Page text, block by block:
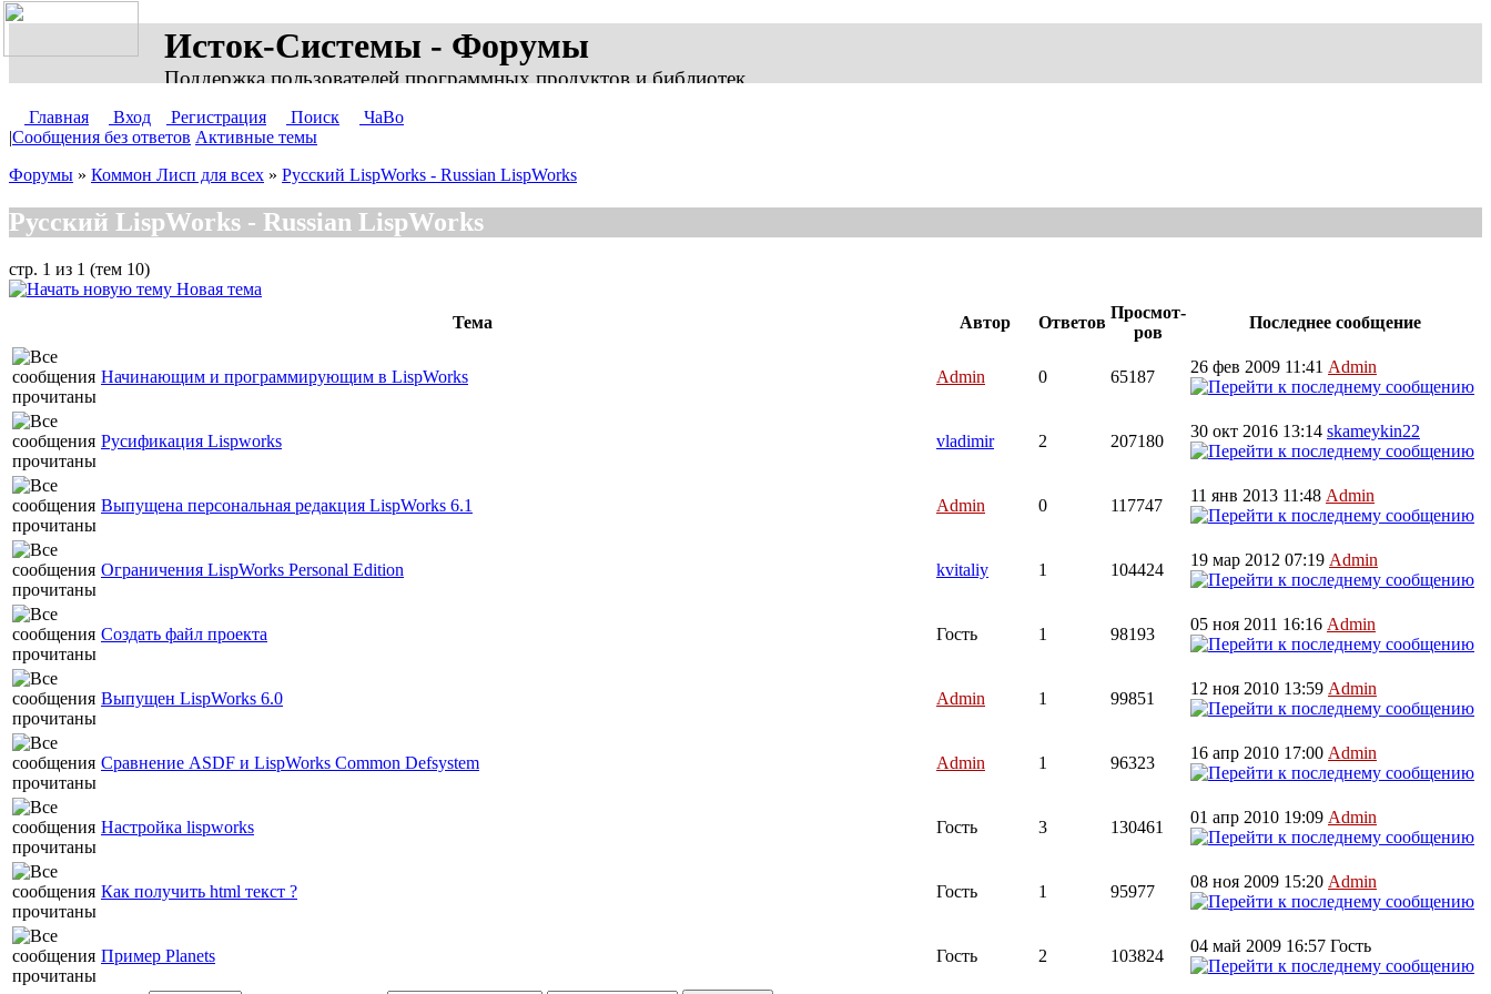
Исток-Системы - Форумы
Поддержка пользователей программных продуктов и библиотек
Главная Вход Регистрация Поиск
ЧаВо
|Сообщения без ответов Активные темы
Форумы » Коммон Лисп для всех » Русский LispWorks - Russian LispWorks
Русский LispWorks - Russian LispWorks
стр. 1 из 1 (тем 10)
Новая тема
Тема
Автор Ответов
Просмот-
ров
Последнее сообщение
Начинающим и программирующим в LispWorks Admin 0 65187
26 фев 2009 11:41 Admin
Русификация Lispworks vladimir 2 207180
30 окт 2016 13:14 skameykin22
Выпущена персональная редакция LispWorks 6.1 Admin 0 117747
11 янв 2013 11:48 Admin
Ограничения LispWorks Personal Edition kvitaliy 1 104424
19 мар 2012 07:19 Admin
Создать файл проекта Гость 1 98193
05 ноя 2011 16:16 Admin
Выпущен LispWorks 6.0 Admin 1 99851
12 ноя 2010 13:59 Admin
Сравнение ASDF и LispWorks Common Defsystem Admin 1 96323
16 апр 2010 17:00 Admin
Настройка lispworks Гость 3 130461
01 апр 2010 19:09 Admin
Как получить html текст ? Гость 1 95977
08 ноя 2009 15:20 Admin
Пример Planets Гость 2 103824
04 май 2009 16:57 Гость